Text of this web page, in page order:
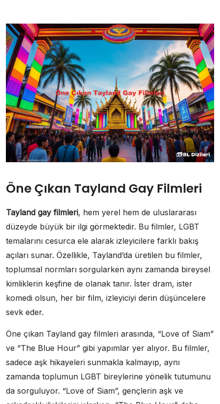
Öne Çıkan Tayland Gay Filmleri
Tayland gay filmleri, hem yerel hem de uluslararası
düzeyde büyük bir ilgi görmektedir. Bu filmler, LGBT
temalarını cesurca ele alarak izleyicilere farklı bakış
açıları sunar. Özellikle, Tayland’da üretilen bu filmler,
toplumsal normları sorgularken aynı zamanda bireysel
kimliklerin keşfine de olanak tanır. İster dram, ister
komedi olsun, her bir film, izleyiciyi derin düşüncelere
sevk eder.
Öne çıkan Tayland gay filmleri arasında, “Love of Siam”
ve “The Blue Hour” gibi yapımlar yer alıyor. Bu filmler,
sadece aşk hikayeleri sunmakla kalmayıp, aynı
zamanda toplumun LGBT bireylerine yönelik tutumunu
da sorguluyor. “Love of Siam”, gençlerin aşk ve